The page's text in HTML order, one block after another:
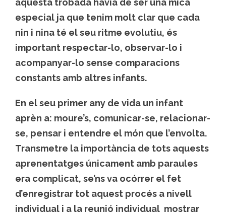
aquesta trobada havia de ser una mica
especial ja que tenim molt clar que cada
nin i nina té el seu ritme evolutiu, és
important respectar-lo, observar-lo i
acompanyar-lo sense comparacions
constants amb altres infants.
En el seu primer any de vida un infant
aprèn a: moure’s, comunicar-se, relacionar-
se, pensar i entendre el món que l’envolta.
Transmetre la importància de tots aquests
aprenentatges únicament amb paraules
era complicat, se’ns va ocórrer el fet
d’enregistrar tot aquest procés a nivell
individual i a la reunió individual mostrar